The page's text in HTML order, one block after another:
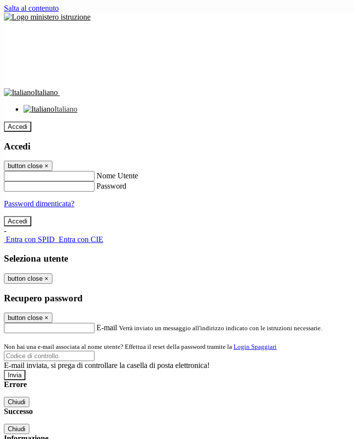
Salta al contenuto
Italiano
Italiano
Accedi
Accedi
button close ×
Nome Utente
Password
Password dimenticata?
-
Entra con SPID Entra con CIE
Seleziona utente
button close ×
Recupero password
button close ×
E-mail Verrà inviato un messaggio all'indirizzo indicato con le istruzioni necessarie.
Non hai una e-mail associata al nome utente? Effettua il reset della password tramite la Login Spaggiari
E-mail inviata, si prega di controllare la casella di posta elettronica!
Errore
Chiudi
Successo
Chiudi